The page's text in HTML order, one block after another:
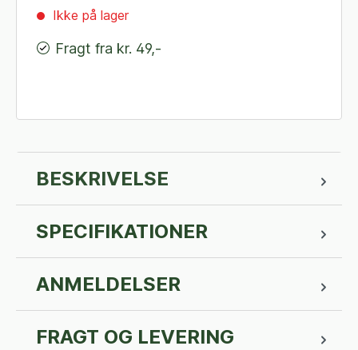
Ikke på lager
Fragt fra kr. 49,-
BESKRIVELSE
SPECIFIKATIONER
ANMELDELSER
FRAGT OG LEVERING